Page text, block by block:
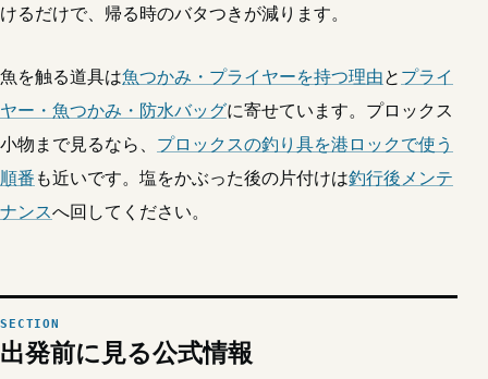
けるだけで、帰る時のバタつきが減ります。
魚を触る道具は魚つかみ・プライヤーを持つ理由とプライ
ヤー・魚つかみ・防水バッグに寄せています。プロックス
小物まで見るなら、 プロックスの釣り具を港ロックで使う
順番も近いです。塩をかぶった後の片付けは釣行後メンテ
ナンスへ回してください。
出発前に見る公式情報